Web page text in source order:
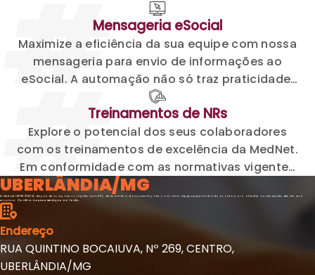
UBERLÂNDIA/MG
A Mednet UBERLÂNDIA dispõe de soluções completas em SST, de exames a documentações, com uma equipe especializada pronta para atender as necessidades da sua
empresa.Confira nossos serviços ao lado.
Endereço
RUA QUINTINO BOCAIUVA, Nº 269, CENTRO,
UBERLÂNDIA/MG
saúde, mais produtividade, mais qualidade de
vida.
Mensageria eSocial
Maximize a eficiência da sua equipe com nossa
mensageria para envio de informações ao
eSocial. A automação não só traz praticidade,
mas também assegura maior organização,
otimizando o tempo do seu time.
Treinamentos de NRs
Explore o potencial dos seus colaboradores
com os treinamentos de excelência da MedNet.
Em conformidade com as normativas vigentes
em todo o território nacional, nossas
capacitações são para a melhoria contínua das
práticas nas empresas.